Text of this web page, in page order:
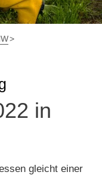
in
gleicht einer